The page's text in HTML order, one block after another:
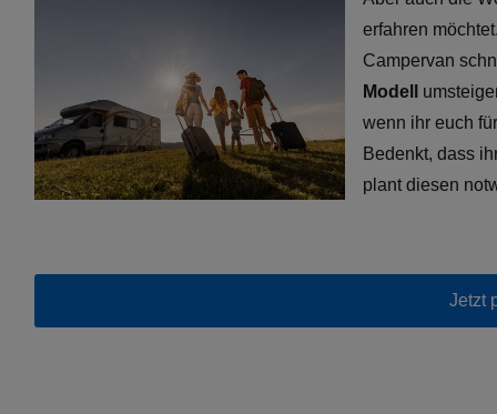
erfahren
Campervan
Modell
wenn ihr euch
Bedenkt, dass
plant diesen
Jetzt